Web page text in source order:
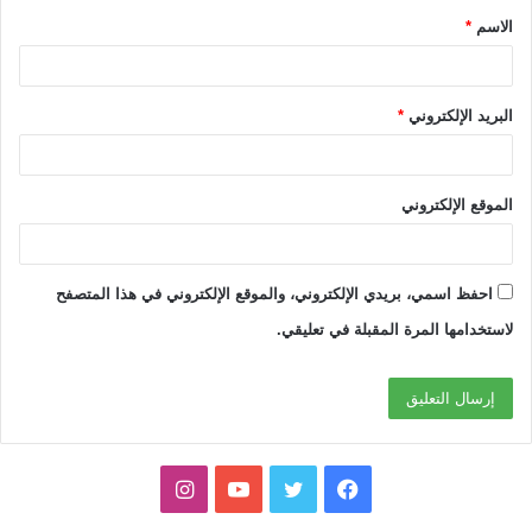
*الاسم *
البريد الإلكتروني *
الموقع الإلكتروني
احفظ اسمي، بريدي الإلكتروني، والموقع الإلكتروني في هذا المتصفح
لاستخدامها المرة المقبلة في تعليقي.